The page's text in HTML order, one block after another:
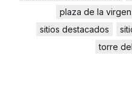
plaza de la virgen
sitios destacados
torre